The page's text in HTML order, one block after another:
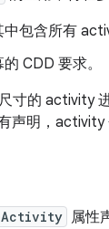
包含所有
CDD 要求。
寸的 activity
声明，
属性